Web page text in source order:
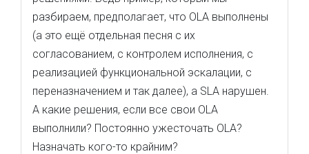
разбираем, предполагает, что OLA выполнены
(а это ещё отдельная песня с их
согласованием, с контролем исполнения, с
реализацией функциональной эскалации, с
переназначением и так далее), а SLA нарушен.
А какие решения, если все свои OLA
выполнили? Постоянно ужесточать OLA?
Назначать кого-то крайним?